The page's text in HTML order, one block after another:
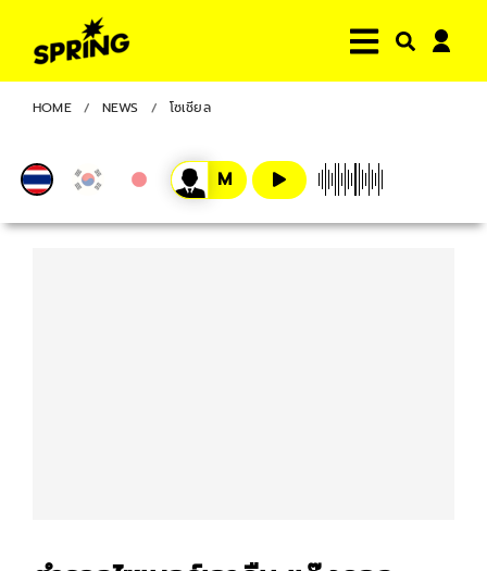
HOME NEWS โซเชียล